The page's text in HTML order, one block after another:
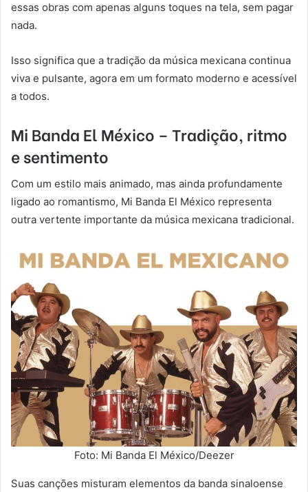
essas obras com apenas alguns toques na tela, sem pagar
nada.
Isso significa que a tradição da música mexicana continua
viva e pulsante, agora em um formato moderno e acessível
a todos.
Mi Banda El México – Tradição, ritmo
e sentimento
Com um estilo mais animado, mas ainda profundamente
ligado ao romantismo, Mi Banda El México representa
outra vertente importante da música mexicana tradicional.
Foto: Mi Banda El México/Deezer
Suas canções misturam elementos da banda sinaloense